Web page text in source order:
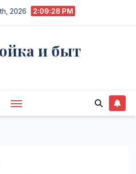
2026 2:09:29 PM
и быт